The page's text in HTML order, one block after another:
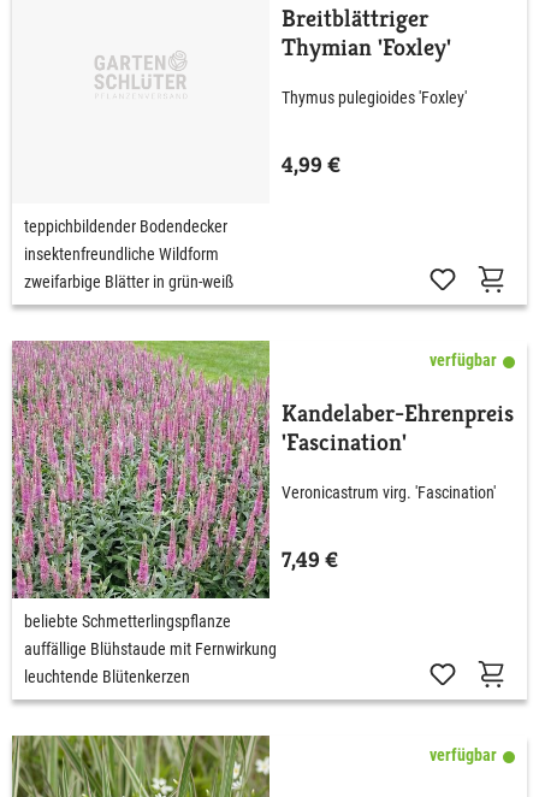
Breitblättriger
Thymian 'Foxley'
Thymus pulegioides 'Foxley'
4,99 €
teppichbildender Bodendecker
insektenfreundliche Wildform
zweifarbige Blätter in grün-weiß
verfügbar
Kandelaber-Ehrenpreis
'Fascination'
Veronicastrum virg. 'Fascination'
7,49 €
beliebte Schmetterlingspflanze
auffällige Blühstaude mit Fernwirkung
leuchtende Blütenkerzen
verfügbar